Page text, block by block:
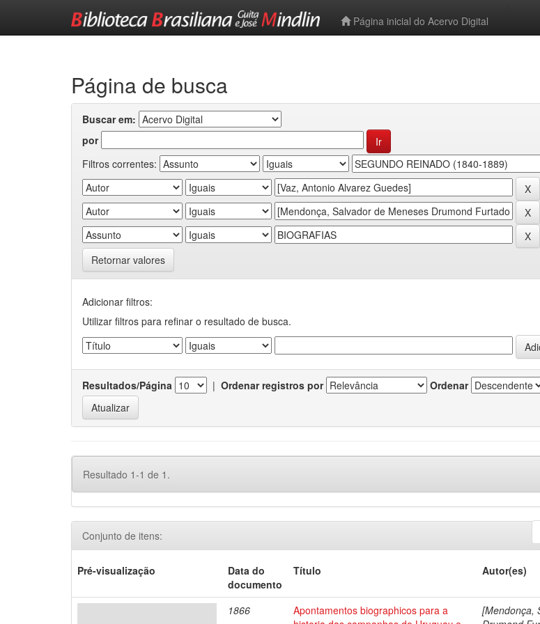
Página inicial do Acervo Digital
Página de busca
Buscar em:
por
Filtros correntes:
Retornar valores
Adicionar filtros:
Utilizar filtros para refinar o resultado de busca.
Resultados/Página | Ordenar registros por Ordenar
Resultado 1-1 de 1.
Conjunto de itens:
Pré-visualização
Data do
documento
Título Autor(es)
1866
Apontamentos biographicos para a
[Mendonça,